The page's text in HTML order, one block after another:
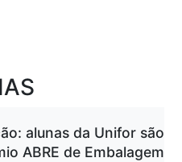
alunas da Unifor são
ABRE de Embalagem